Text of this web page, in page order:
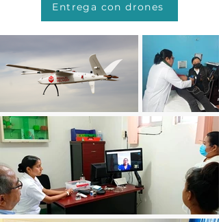
Entrega con drones